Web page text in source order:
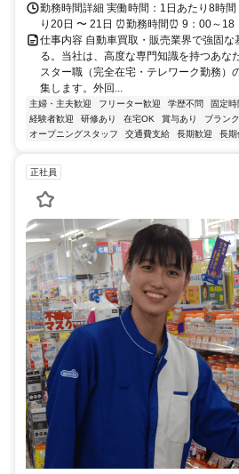
勤務時間詳細 実働時間：1日あたり8時
り20日 〜 21日 ⏰勤務時間⏰ 9：00～18
仕事内容 自動車買取・販売業界で強固な
る。当社は、高度な専門知識を持つあな
スター職（完全在宅・テレワーク勤務）
集します。外回...
主婦・主夫歓迎 フリーター歓迎 学歴不問 固定時
経験者歓迎
研修あり 在宅OK 賞与あり ブラン
オープニングスタッフ
交通費支給 長期歓迎 長期
正社員